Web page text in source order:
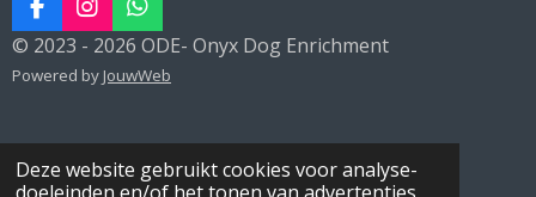
Deze website gebruikt cookies voor analyse-
F
a
c
e
o
k
I
n
s
t
r
a
W
h
a
t
p
p
© 2023 - 2026 ODE- Onyx Dog Enrichment
Powered by JouwWeb